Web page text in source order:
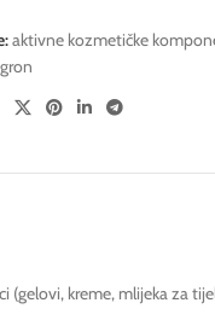
aktivne kozmetičke
(gelovi, kreme, mlijeka za